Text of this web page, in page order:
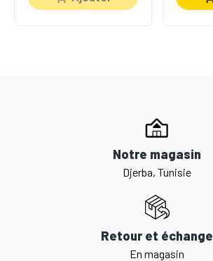
Notre magasin
Djerba, Tunisie
Retour et échange
En magasin